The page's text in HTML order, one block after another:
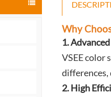
Why
1.
VSEE color
differences,
2. High